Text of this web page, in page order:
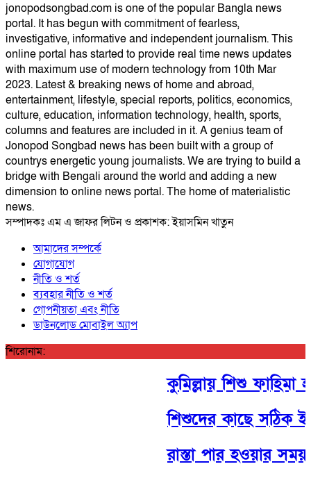
jonopodsongbad.com is one of the popular Bangla news
portal. It has begun with commitment of fearless,
investigative, informative and independent journalism. This
online portal has started to provide real time news updates
with maximum use of modern technology from 10th Mar
2023. Latest & breaking news of home and abroad,
entertainment, lifestyle, special reports, politics, economics,
culture, education, information technology, health, sports,
columns and features are included in it. A genius team of
Jonopod Songbad news has been built with a group of
countrys energetic young journalists. We are trying to build a
bridge with Bengali around the world and adding a new
dimension to online news portal. The home of materialistic
news.
সম্পাদকঃ এম এ জাফর লিটন ও প্রকাশক: ইয়াসমিন খাতুন
আমাদের সম্পর্কে
যোগাযোগ
নীতি ও শর্ত
ব্যবহার নীতি ও শর্ত
গোপনীয়তা এবং নীতি
ডাউনলোড মোবাইল অ্যাপ
শিরোনাম:
কুমিল্লায় শিশু ফাহিমা
শিশুদের কাছে সঠিক
রাস্তা পার হওয়ার সময়